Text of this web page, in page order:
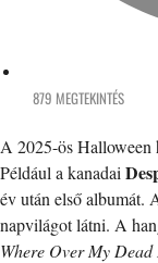
879 MEGTEKINTÉS
A 2025-ös Halloween
Például a kanadai
év után első albumát.
napvilágot látni. A
Where Over My Dead